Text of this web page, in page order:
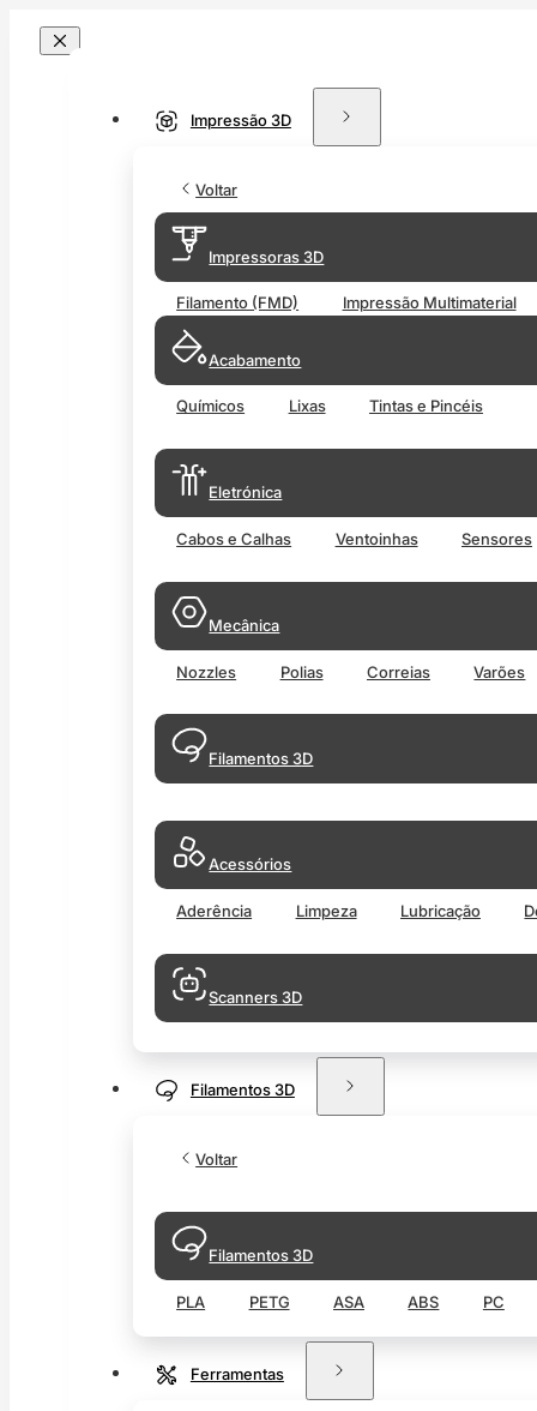
Impressão 3D
Voltar
Impressoras 3D
Filamento (FMD) Impressão Multimaterial
Acabamento
Químicos Lixas Tintas e Pincéis
Eletrónica
Cabos e Calhas Ventoinhas Sensores
Mecânica
Nozzles Polias Correias Varões
Filamentos 3D
Acessórios
Aderência Limpeza Lubricação
Scanners 3D
Filamentos 3D
Voltar
Filamentos 3D
PLA PETG ASA ABS PC
Ferramentas